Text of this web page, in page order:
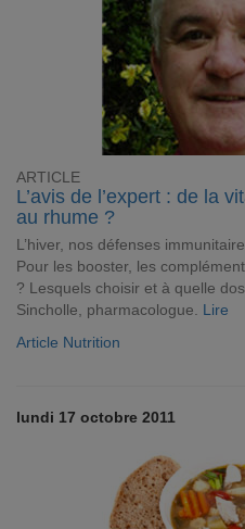
ARTICLE
L’avis de l’expert : de la
au rhume ?
L’hiver, nos défenses
Pour les booster, les
? Lesquels choisir et à quelle
Sincholle, pharmacologue. Lire
Article Nutrition
lundi 17 octobre 2011